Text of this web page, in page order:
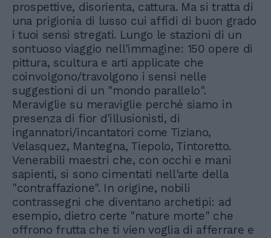
prospettive, disorienta, cattura. Ma si tratta di
una prigionia di lusso cui affidi di buon grado
i tuoi sensi stregati. Lungo le stazioni di un
sontuoso viaggio nell'immagine: 150 opere di
pittura, scultura e arti applicate che
coinvolgono/travolgono i sensi nelle
suggestioni di un "mondo parallelo".
Meraviglie su meraviglie perché siamo in
presenza di fior d'illusionisti, di
ingannatori/incantatori come Tiziano,
Velasquez, Mantegna, Tiepolo, Tintoretto.
Venerabili maestri che, con occhi e mani
sapienti, si sono cimentati nell'arte della
"contraffazione". In origine, nobili
contrassegni che diventano archetipi: ad
esempio, dietro certe "nature morte" che
offrono frutta che ti vien voglia di afferrare e